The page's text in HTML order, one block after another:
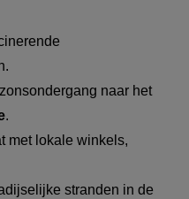
naar het
.
met lokale winkels,
stranden in de